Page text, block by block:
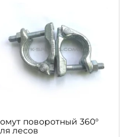
поворотный 360°
лесов